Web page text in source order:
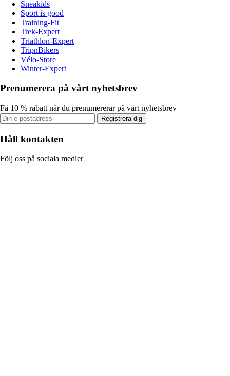
Sneakids
Sport is good
Training-Fit
Trek-Expert
Triathlon-Expert
TripnBikers
Vélo-Store
Winter-Expert
Prenumerera på vårt nyhetsbrev
Få 10 % rabatt när du prenumererar på vårt nyhetsbrev
Registrera dig
Håll kontakten
Följ oss på sociala medier